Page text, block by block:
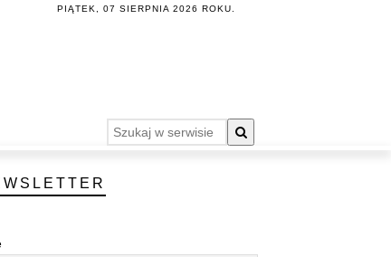
PIĄTEK, 07 SIERPNIA 2026 ROKU.